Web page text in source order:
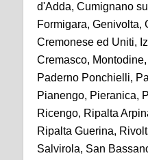
d'Adda, Cumignano
Formigara, Genivolta,
Cremonese ed Uniti,
Cremasco,
Paderno Ponchielli,
Pianengo, Pieranica,
Ricengo, Ripalta
Ripalta Guerina,
Salvirola, San